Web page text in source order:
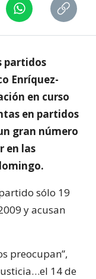
partidos
Enríquez-
en curso
en partidos
gran número
en las
sólo 19
y acusan
preocupan”,
14 de